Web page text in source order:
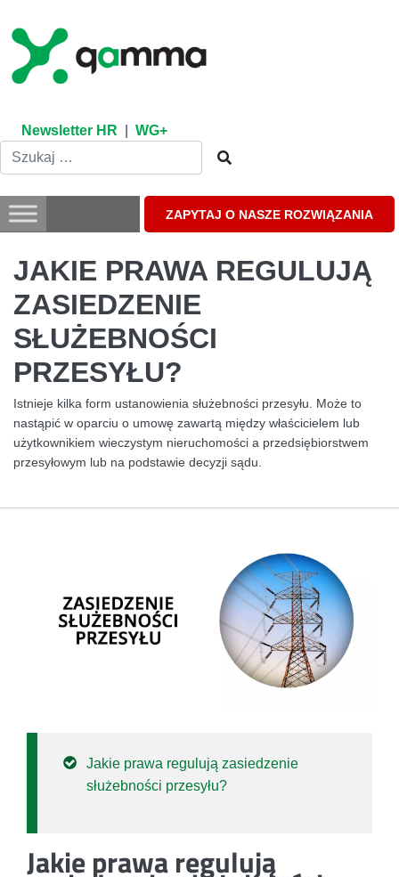
content
Newsletter HR WG+
ZAPYTAJ O NASZE ROZWIĄZANIA
JAKIE PRAWA REGULUJĄ
ZASIEDZENIE
SŁUŻEBNOŚCI
PRZESYŁU?
Istnieje kilka form ustanowienia służebności przesyłu. Może to
nastąpić w oparciu o umowę zawartą między właścicielem lub
użytkownikiem wieczystym nieruchomości a przedsiębiorstwem
przesyłowym lub na podstawie decyzji sądu.
Jakie prawa regulują zasiedzenie
służebności przesyłu?
Jakie prawa regulują